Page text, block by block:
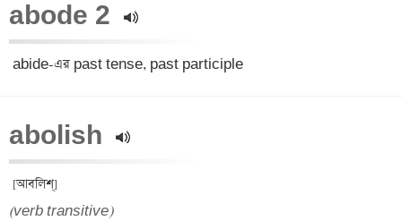
abode 2
abide-এর past tense, past participle
abolish
(verb transitive)